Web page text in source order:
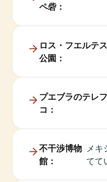
ペ砦：
ロス・フエルテス
公園：
プエブラのテレ
コ：
不干渉博物
館：
メ
てて